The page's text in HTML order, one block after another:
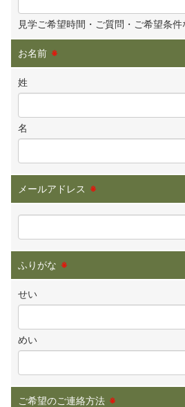
見学ご希望時間・ご質問・ご希望条
お名前 ※
姓
名
メールアドレス ※
ふりがな ※
せい
めい
ご希望のご連絡方法 ※